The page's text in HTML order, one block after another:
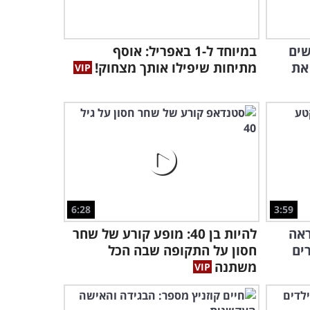
6:27
חמודים!
5:57
אריזות קטנות של חמידות:
לכם את היום
מה קורה כשכלב פוגש גור של
חיה אחרת? צפו בתגובות
3:10
ילדים ועוגות, אחד השילובים
המקסימים והמצחיקים ביותר
שיש!
אתגר החיות המצחיקות: נסו
שלא לצחוק בזמן שתצפו
את
במיוחד ל-1 באפריל: אוסף
מתיחות שיפילו אותך מצחוק!
3:59
6:28
להיות בן 40: מופע קורע של שחר
חסון על התקופה שבה הכל
משתנה